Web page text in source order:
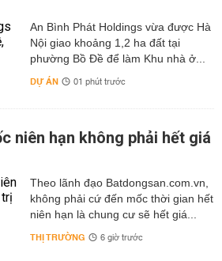
An Bình Phát Holdings vừa được Hà
Nội giao khoảng 1,2 ha đất tại
phường Bồ Đề để làm Khu nhà ở...
DỰ ÁN 01 phút trước
niên hạn không phải hết giá
Theo lãnh đạo Batdongsan.com.vn,
không phải cứ đến mốc thời gian hết
niên hạn là chung cư sẽ hết giá...
THỊ TRƯỜNG 6 giờ trước